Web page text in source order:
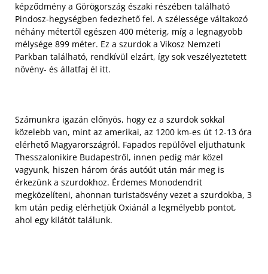
képződmény a Görögország északi részében található
Pindosz-hegységben fedezhető fel. A szélessége váltakozó
néhány métertől egészen 400 méterig, míg a legnagyobb
mélysége 899 méter. Ez a szurdok a Vikosz Nemzeti
Parkban található, rendkívül elzárt, így sok veszélyeztetett
növény- és állatfaj él itt.
Számunkra igazán előnyös, hogy ez a szurdok sokkal
közelebb van, mint az amerikai, az 1200 km-es út 12-13 óra
elérhető Magyarországról. Fapados repülővel eljuthatunk
Thesszalonikire Budapestről, innen pedig már közel
vagyunk, hiszen három órás autóút után már meg is
érkezünk a szurdokhoz. Érdemes Monodendrit
megközelíteni, ahonnan turistaösvény vezet a szurdokba, 3
km után pedig elérhetjük Oxiánál a legmélyebb pontot,
ahol egy kilátót találunk.